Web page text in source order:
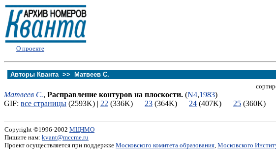
О проекте
Авторы Кванта >>
Матвеев С.
Матвеев С., Расправление контуров на плоскости. (N4,1983)
GIF: все страницы (2593K) | 22 (336K) 23 (364K) 24 (407K) 25 (360K)
Copyright ©1996-2002 МЦНМО
Пишите нам: kvant@mccme.ru
Проект осуществляется при поддержке Московского комитета образования, Московского